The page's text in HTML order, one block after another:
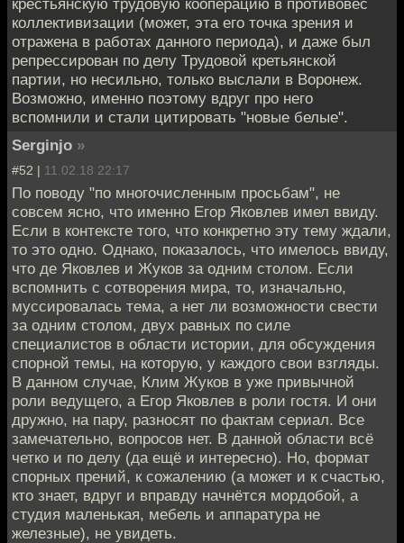
коллективизации (может, эта его точка зрения и
отражена в работах данного периода), и даже был
репрессирован по делу Трудовой кретьянской
партии, но несильно, только выслали в Воронеж.
Возможно, именно поэтому вдруг про него
вспомнили и стали цитировать "новые белые".
Serginjo »
#52 | 11.02.18 22:17
По поводу "по многочисленным просьбам", не
совсем ясно, что именно Егор Яковлев имел ввиду.
Если в контексте того, что конкретно эту тему ждали,
то это одно. Однако, показалось, что имелось ввиду,
что де Яковлев и Жуков за одним столом. Если
вспомнить с сотворения мира, то, изначально,
муссировалась тема, а нет ли возможности свести
за одним столом, двух равных по силе
специалистов в области истории, для обсуждения
спорной темы, на которую, у каждого свои взгляды.
В данном случае, Клим Жуков в уже привычной
роли ведущего, а Егор Яковлев в роли гостя. И они
дружно, на пару, разносят по фактам сериал. Все
замечательно, вопросов нет. В данной области всё
четко и по делу (да ещё и интересно). Но, формат
спорных прений, к сожалению (а может и к счастью,
кто знает, вдруг и вправду начнётся мордобой, а
студия маленькая, мебель и аппаратура не
железные), не увидеть.